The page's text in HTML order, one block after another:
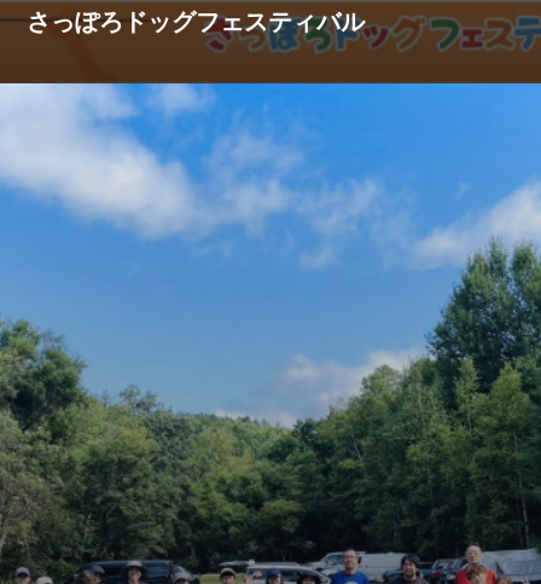
さっぽろドッグフェスティバル